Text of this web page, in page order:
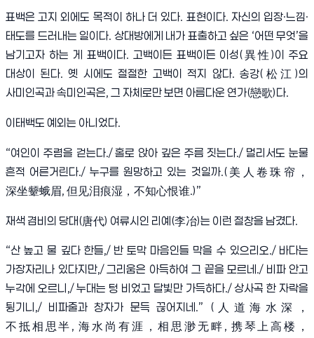
표백은 고지 외에도 목적이 하나 더 있다. 표현이다. 자신의 입장·느낌·
태도를 드러내는 일이다. 상대방에게 내가 표출하고 싶은 ‘어떤 무엇’을
남기고자 하는 게 표백이다. 고백이든 표백이든 이성( 異性)이 주요
대상이 된다.옛 시에도 절절한 고백이 적지 않다.송강( 松江)의
사미인곡과 속미인곡은, 그 자체로만 보면 아름다운 연가(戀歌) 다.
이태백도 예외는 아니었다.
“여인이 주렴을 걷는다./홀로 앉아 깊은 주름 짓는다./ 멀리서도 눈물
흔적 어른거린다./ 누구를 원망하고 있는 것일까.(美人卷珠帘
，
深坐颦蛾眉, 但见泪痕湿 ， 不知心恨谁.)”
재색 겸비의 당대(唐代) 여류시인 리예 (李冶)는 이런 절창을 남겼다.
“산 높고 물 깊다 한들,/ 반 토막 마음인들 막을 수 있으리오./ 바다는
가장자리나 있다지만,/그리움은 아득하여 그 끝을 모르네 ./ 비파 안고
누각에 오르니 ,/누대는 텅 비었고 달빛만 가득하다./상사곡 한 자락을
튕기니 ,/ 비파줄과 창자가 문득 끊어지네 .” ( 人道海水深
，
不抵相思半 ,海水尚有涯 ，相思渺无畔 , 携琴上高楼
，